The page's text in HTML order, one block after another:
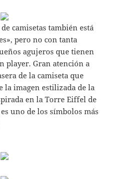
camisetas también está
pero no con tanta
agujeros que tienen
player. Gran atención a
de la camiseta que
la imagen estilizada de la
en la Torre Eiffel de
es uno de los símbolos más